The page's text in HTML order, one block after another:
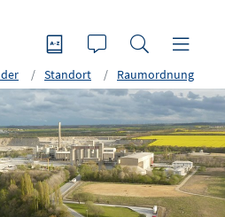
Standort Raumordnung